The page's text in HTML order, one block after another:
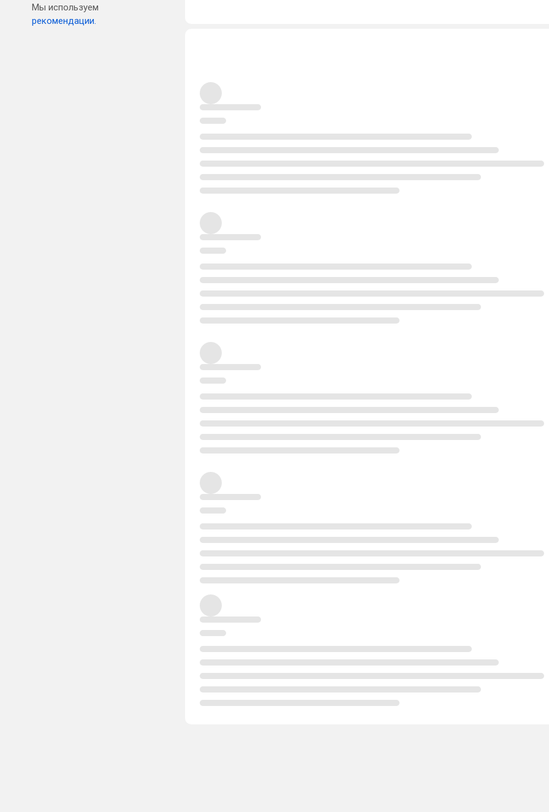
Мы используем
рекомендации.